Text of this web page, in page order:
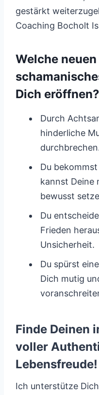
gestärkt
Coaching Bocholt
Welche
Dich eröffnen?
Durch
hinderliche
Du
kannst Deine
bewusst
Du
Frieden
Unsicherheit.
Du spürst
Dich mutig
Finde Deinen
voller
Lebensfreude!
Ich unterstütze